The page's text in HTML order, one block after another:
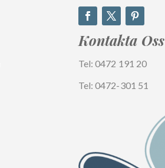
Kontakta Oss
Tel: 0472 191 20
Tel: 0472-301 51